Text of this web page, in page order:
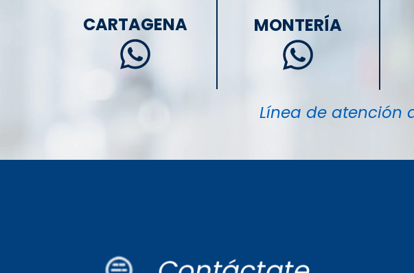
CARTAGENA MONTERÍA
Línea de atención